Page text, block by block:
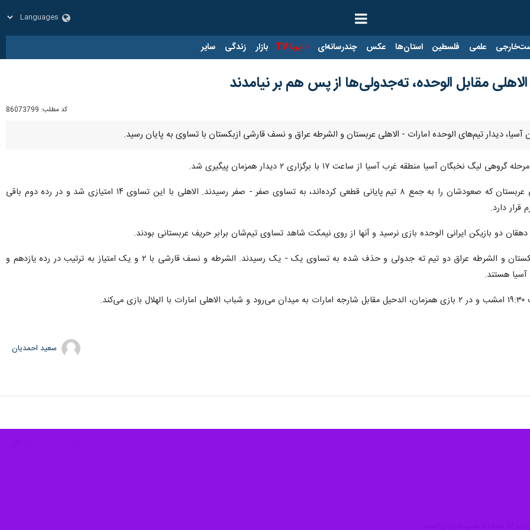
علمی فلسطین استان‌ها عکس چندرسانه‌ای ایرنا TV بازار زندگی سایر
مقابل الوحده، ته‌جدولی‌ها از پس هم بر نیامدند
کد مطلب: 86073799